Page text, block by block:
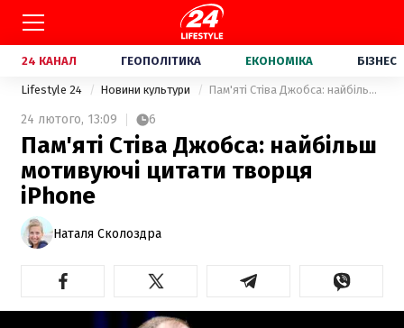
24 КАНАЛ ГЕОПОЛІТИКА ЕКОНОМІКА БІЗНЕС
Lifestyle 24 Новини культури Пам'яті Стіва Джобса: найбільш мотивуючі цитати творця iPhone
24 лютого, 13:09 6
Пам'яті Стіва Джобса: найбільш
мотивуючі цитати творця
iPhone
Наталя Сколоздра